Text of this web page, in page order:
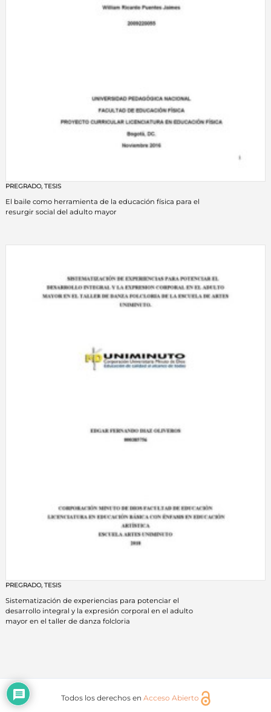
PREGRADO, TESIS
El baile como herramienta de la educación física para el
resurgir social del adulto mayor
PREGRADO, TESIS
Sistematización de experiencias para potenciar el
desarrollo integral y la expresión corporal en el adulto
mayor en el taller de danza folcloria
Todos los derechos en Acceso Abierto